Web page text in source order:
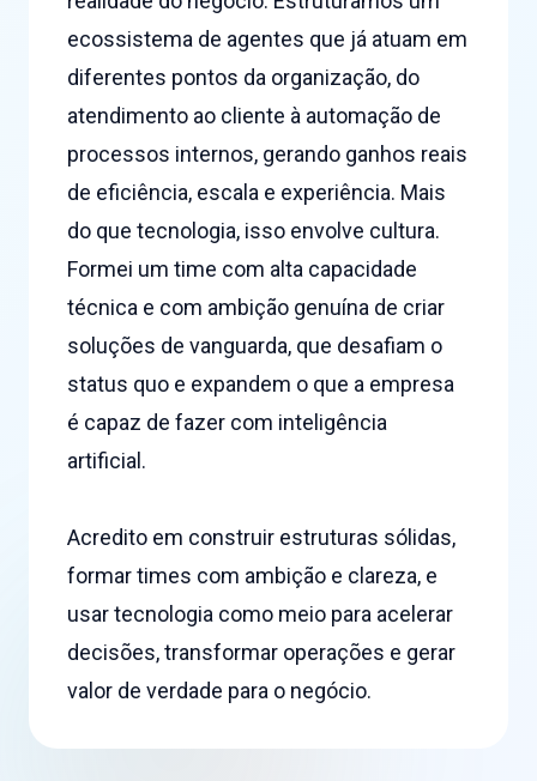
ecossistema de agentes que já atuam em
diferentes pontos da organização, do
atendimento ao cliente à automação de
processos internos, gerando ganhos reais
de eficiência, escala e experiência. Mais
do que tecnologia, isso envolve cultura.
Formei um time com alta capacidade
técnica e com ambição genuína de criar
soluções de vanguarda, que desafiam o
status quo e expandem o que a empresa
é capaz de fazer com inteligência
artificial.
Acredito em construir estruturas sólidas,
formar times com ambição e clareza, e
usar tecnologia como meio para acelerar
decisões, transformar operações e gerar
valor de verdade para o negócio.